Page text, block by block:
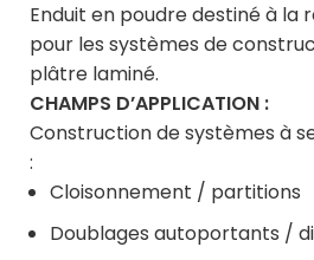
Enduit en poudre destiné à la
pour les systèmes de
plâtre laminé.
CHAMPS D’APPLICATION :
Construction de systèmes à
:
Cloisonnement / partitions
Doublages autoportants /